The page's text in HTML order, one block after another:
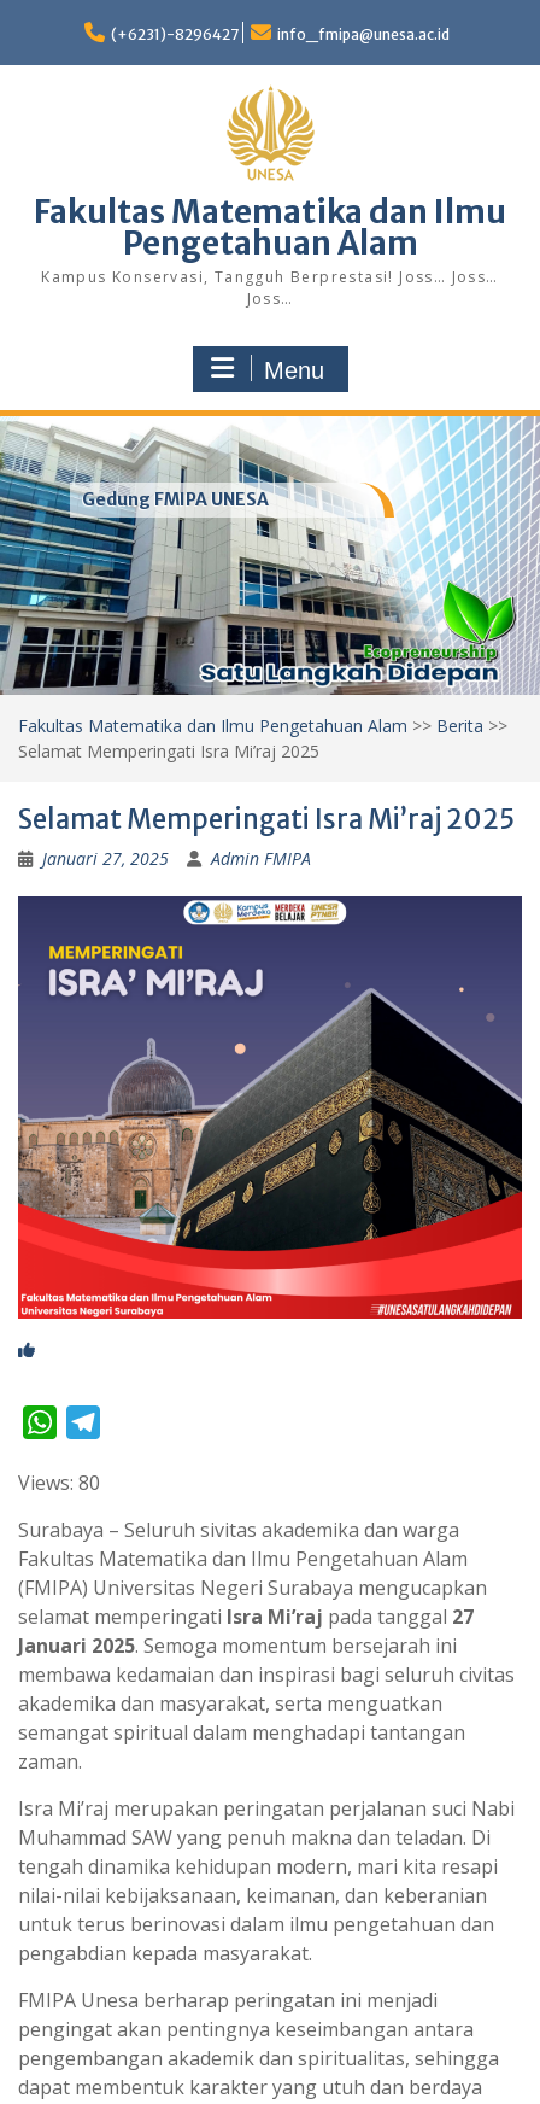
content
(+6231)-8296427 info_fmipa@unesa.ac.id
Fakultas Matematika dan Ilmu
Pengetahuan Alam
Kampus Konservasi, Tangguh Berprestasi! Joss… Joss…
Joss…
Menu
Gedung FMIPA UNESA
Fakultas Matematika dan Ilmu Pengetahuan Alam >> Berita >>
Selamat Memperingati Isra Mi’raj 2025
Selamat Memperingati Isra Mi’raj 2025
Januari 27, 2025 Admin FMIPA
W
a
t
s
A
p
p
e
g
r
a
m
Views: 80
Surabaya – Seluruh sivitas akademika dan warga
Fakultas Matematika dan Ilmu Pengetahuan Alam
(FMIPA) Universitas Negeri Surabaya mengucapkan
selamat memperingati Isra Mi’raj pada tanggal 27
Januari 2025. Semoga momentum bersejarah ini
membawa kedamaian dan inspirasi bagi seluruh civitas
akademika dan masyarakat, serta menguatkan
semangat spiritual dalam menghadapi tantangan
zaman.
Isra Mi’raj merupakan peringatan perjalanan suci Nabi
Muhammad SAW yang penuh makna dan teladan. Di
tengah dinamika kehidupan modern, mari kita resapi
nilai-nilai kebijaksanaan, keimanan, dan keberanian
untuk terus berinovasi dalam ilmu pengetahuan dan
pengabdian kepada masyarakat.
FMIPA Unesa berharap peringatan ini menjadi
pengingat akan pentingnya keseimbangan antara
pengembangan akademik dan spiritualitas, sehingga
dapat membentuk karakter yang utuh dan berdaya